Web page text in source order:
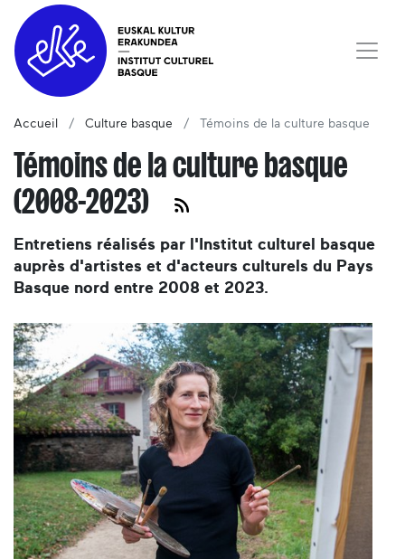
Accueil Culture basque Témoins de la culture basque
Témoins de la culture basque
(2008-2023)
Entretiens réalisés par l'Institut culturel basque
auprès d'artistes et d'acteurs culturels du Pays
Basque nord entre 2008 et 2023.